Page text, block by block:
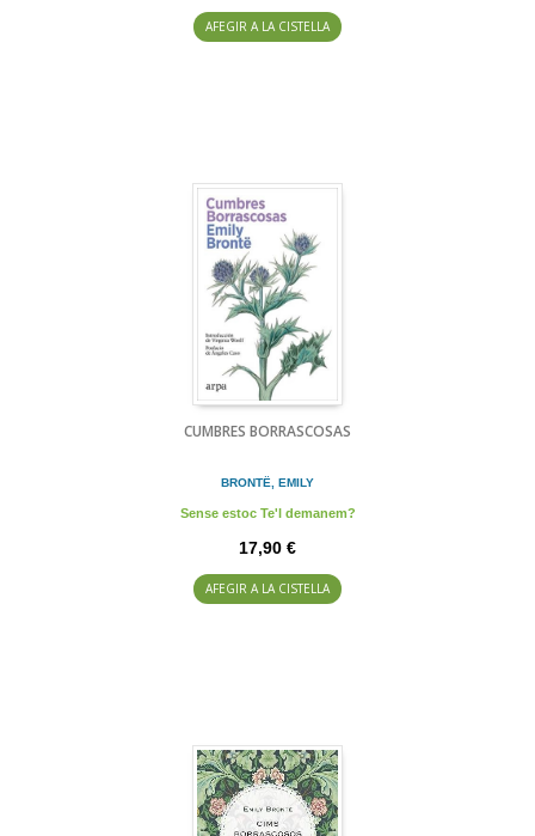
AFEGIR A LA CISTELLA
CUMBRES BORRASCOSAS
BRONTË, EMILY
Sense estoc Te'l demanem?
17,90 €
AFEGIR A LA CISTELLA